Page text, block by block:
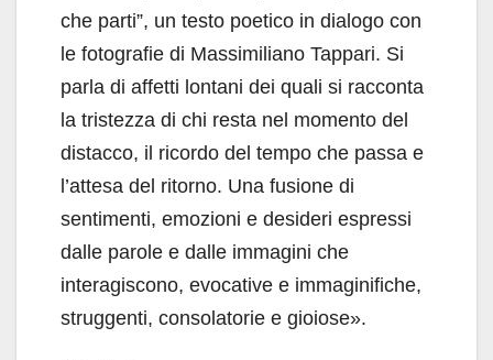
che parti”, un testo poetico in dialogo con
le fotografie di Massimiliano Tappari. Si
parla di affetti lontani dei quali si racconta
la tristezza di chi resta nel momento del
distacco, il ricordo del tempo che passa e
l’attesa del ritorno. Una fusione di
sentimenti, emozioni e desideri espressi
dalle parole e dalle immagini che
interagiscono, evocative e immaginifiche,
struggenti, consolatorie e gioiose».